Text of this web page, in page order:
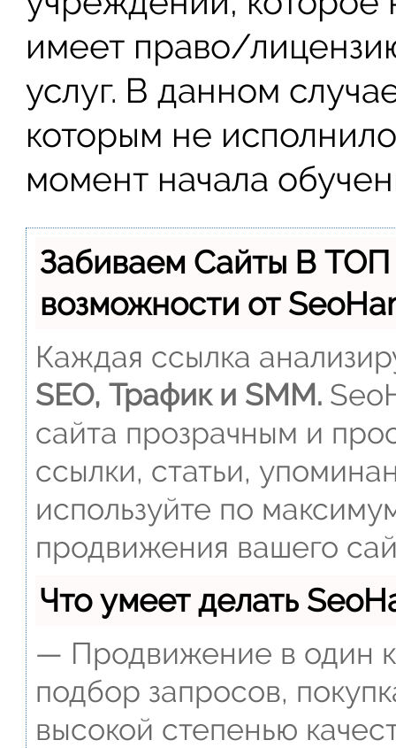
имеет право/
услуг. В данном
которым не
момент начала
Забиваем Сайты В
возможности от
Каждая ссылка
SEO, Трафик и SMM.
сайта прозрачным и
ссылки, статьи,
используйте по
продвижения вашего
Что умеет делать
— Продвижение в один
подбор запросов,
высокой степенью